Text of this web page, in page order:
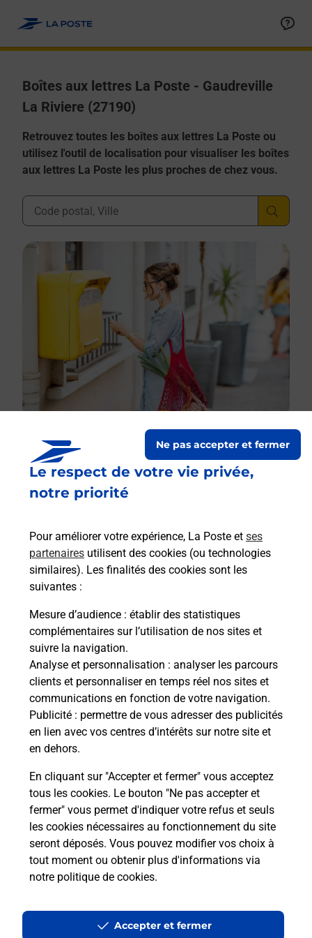
Le respect de votre vie privée,
notre priorité
Pour améliorer votre expérience, La Poste et ses
partenaires utilisent des cookies (ou technologies
similaires). Les finalités des cookies sont les
suivantes :
Mesure d’audience : établir des statistiques
complémentaires sur l’utilisation de nos sites et
suivre la navigation.
Analyse et personnalisation : analyser les parcours
clients et personnaliser en temps réel nos sites et
communications en fonction de votre navigation.
Publicité : permettre de vous adresser des publicités
en lien avec vos centres d’intérêts sur notre site et
en dehors.
En cliquant sur "Accepter et fermer" vous acceptez
tous les cookies. Le bouton "Ne pas accepter et
fermer" vous permet d'indiquer votre refus et seuls
les cookies nécessaires au fonctionnement du site
seront déposés. Vous pouvez modifier vos choix à
tout moment ou obtenir plus d'informations via
notre politique de cookies.
Ne pas accepter et fermer
Accepter et fermer
Boîtes aux lettres La Poste - Gaudreville
La Riviere (27190)
Retrouvez toutes les boîtes aux lettres La Poste ou
utilisez l'outil de localisation pour visualiser les boîtes
aux lettres La Poste les plus proches de chez vous.
Ville, Département, Code Postal
Boîte aux lettres La Poste
17 Rue Des Boscherons
27190 Gaudreville La Riviere
Le lien s'ouvre dans un nouvel onglet
Boîte aux lettres La Poste
Prochaine collecte du courrierjeudià 09h00
1 Rue De La Mairie
27190 Gaudreville La Riviere
Le lien s'ouvre dans un nouvel onglet
Localiser Liste Boîtes aux lettres Eure Gaudreville La Riviere
Accessibilité : partiellement conforme